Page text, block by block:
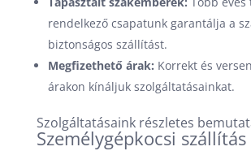
rendelkező csapatunk garantálja a
biztonságos szállítást.
Megfizethető árak: Korrekt és
árakon kínáljuk szolgáltatásainkat.
Szolgáltatásaink részletes
Személygépkocsi szállítás